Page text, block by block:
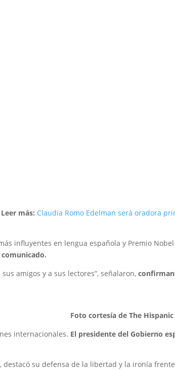
Leer más: Claudia Romo Edelman será oradora
influyentes en lengua española y Premio
amigos y a sus lectores”, señalaron,
Foto cortesía de The
internacionales. El presidente del Gobierno
destacó su defensa de la libertad y la ironía